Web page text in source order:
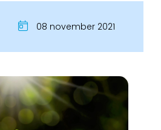
08 november 2021